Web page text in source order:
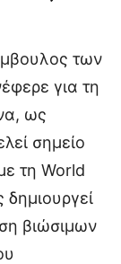
των
για τη
ως
σημείο
τη World
δημιουργεί
βιώσιμων